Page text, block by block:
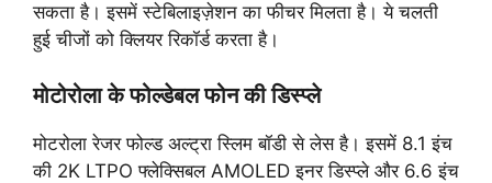
सकता है। इसमें स्टेबिलाइज़ेशन का फीचर मिलता है। ये चलती
हुई चीजों को क्लियर रिकॉर्ड करता है।
मोटोरोला के फोल्डेबल फोन की डिस्प्ले
मोटरोला रेजर फोल्ड अल्ट्रा स्लिम बॉडी से लेस है। इसमें 8.1 इंच
की 2K LTPO फ्लेक्सिबल AMOLED इनर डिस्प्ले और 6.6 इंच